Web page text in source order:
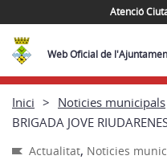
Atenció
Web Oficial de
Inici
Noticies municipals
BRIGADA JOVE
Actualitat, Noticies